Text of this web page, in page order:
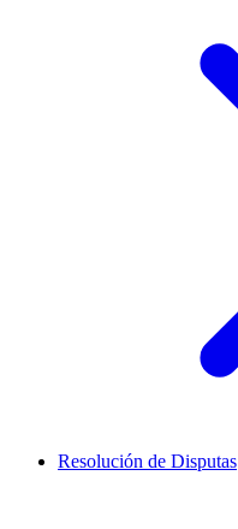
Resolución de Disputas